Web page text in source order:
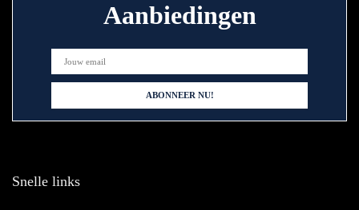
Aanbiedingen
Snelle links